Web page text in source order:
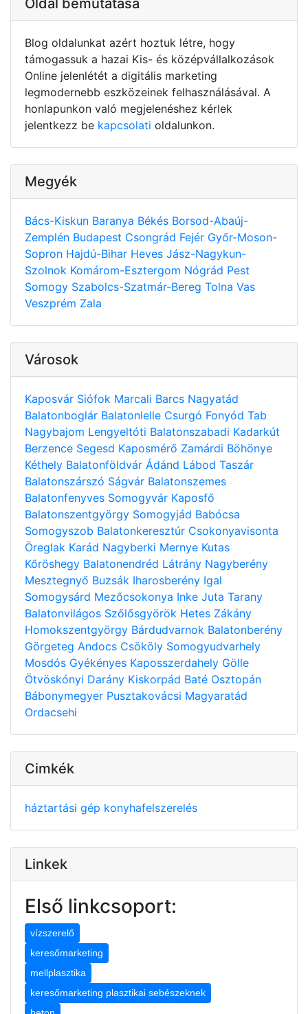
Oldal bemutatása
Blog oldalunkat azért hoztuk létre, hogy
támogassuk a hazai Kis- és középvállalkozások
Online jelenlétét a digitális marketing
legmodernebb eszközeinek felhasználásával. A
honlapunkon való megjelenéshez kérlek
jelentkezz be kapcsolati oldalunkon.
Megyék
Bács-Kiskun Baranya Békés Borsod-Abaúj-
Zemplén Budapest Csongrád Fejér Győr-Moson-
Sopron Hajdú-Bihar Heves Jász-Nagykun-
Szolnok Komárom-Esztergom Nógrád Pest
Somogy Szabolcs-Szatmár-Bereg Tolna Vas
Veszprém Zala
Városok
Kaposvár Siófok Marcali Barcs Nagyatád
Balatonboglár Balatonlelle Csurgó Fonyód Tab
Nagybajom Lengyeltóti Balatonszabadi Kadarkút
Berzence Segesd Kaposmérő Zamárdi Böhönye
Kéthely Balatonföldvár Ádánd Lábod Taszár
Balatonszárszó Ságvár Balatonszemes
Balatonfenyves Somogyvár Kaposfő
Balatonszentgyörgy Somogyjád Babócsa
Somogyszob Balatonkeresztúr Csokonyavisonta
Öreglak Karád Nagyberki Mernye Kutas
Kőröshegy Balatonendréd Látrány Nagyberény
Mesztegnyő Buzsák Iharosberény Igal
Somogysárd Mezőcsokonya Inke Juta Tarany
Balatonvilágos Szőlősgyörök Hetes Zákány
Homokszentgyörgy Bárdudvarnok Balatonberény
Görgeteg Andocs Csököly Somogyudvarhely
Mosdós Gyékényes Kaposszerdahely Gölle
Ötvöskónyi Darány Kiskorpád Baté Osztopán
Bábonymegyer Pusztakovácsi Magyaratád
Ordacsehi
Cimkék
háztartási gép konyhafelszerelés
Linkek
Első linkcsoport:
vízszerelő
keresőmarketing
mellplasztika
keresőmarketing plasztikai sebészeknek